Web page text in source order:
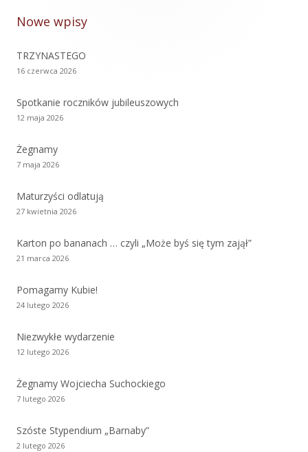
panel
boczny
Nowe wpisy
TRZYNASTEGO
16 czerwca 2026
Spotkanie roczników jubileuszowych
12 maja 2026
Żegnamy
7 maja 2026
Maturzyści odlatują
27 kwietnia 2026
Karton po bananach … czyli „Może byś się tym zajął”
21 marca 2026
Pomagamy Kubie!
24 lutego 2026
Niezwykłe wydarzenie
12 lutego 2026
Żegnamy Wojciecha Suchockiego
7 lutego 2026
Szóste Stypendium „Barnaby”
2 lutego 2026